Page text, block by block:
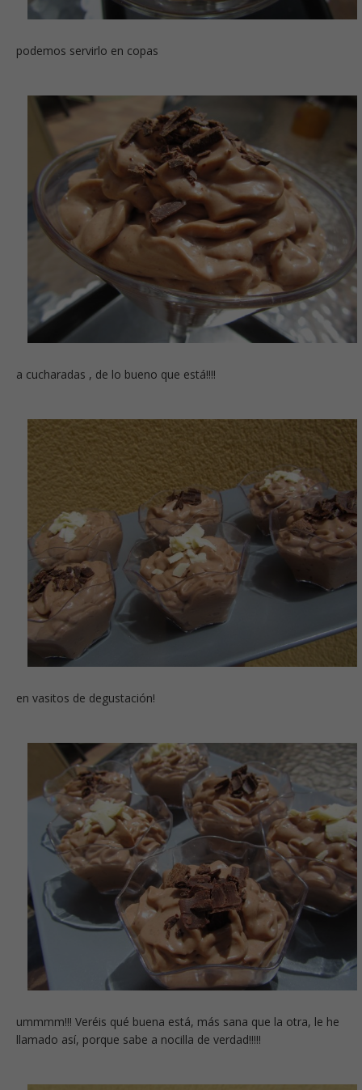
podemos servirlo en copas
a cucharadas , de lo bueno que está!!!!
en vasitos de degustación!
ummmm!!! Veréis qué buena está, más sana que la otra, le he
llamado así, porque sabe a nocilla de verdad!!!!!